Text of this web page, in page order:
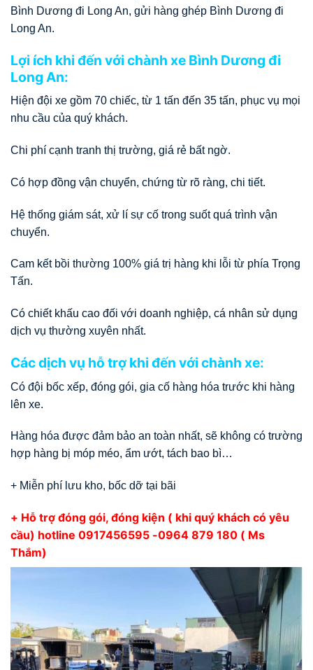
Bình Dương đi Long An, gửi hàng ghép Bình Dương đi
Long An.
Lợi ích khi đến với chành xe Bình Dương đi
Long An:
Hiện đội xe gồm 70 chiếc, từ 1 tấn đến 35 tấn, phục vụ mọi
nhu cầu của quý khách.
Chi phí cạnh tranh thị trường, giá rẻ bất ngờ.
Có hợp đồng vận chuyển, chứng từ rõ ràng, chi tiết.
Hệ thống giám sát, xử lí sự cố trong suốt quá trình vận
chuyển.
Cam kết bồi thường 100% giá trị hàng khi lỗi từ phía Trọng
Tấn.
Có chiết khấu cao đối với doanh nghiệp, cá nhân sử dụng
dịch vụ thường xuyên nhất.
Các dịch vụ hỗ trợ khi đến với chành xe:
Có đội bốc xếp, đóng gói, gia cố hàng hóa trước khi hàng
lên xe.
Hàng hóa được đảm bảo an toàn nhất, sẽ không có trường
hợp hàng bị móp méo, ẩm ướt, tách bao bì…
+ Miễn phí lưu kho, bốc dỡ tại bãi
+ Hỗ trợ đóng gói, đóng kiện ( khi quý khách có yêu
cầu) hotline 0917456595 -0964 879 180 ( Ms
Thắm)